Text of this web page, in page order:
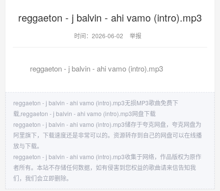
reggaeton - j balvin - ahi vamo (intro).mp3
时间：2026-06-02 举报
reggaeton - j balvin - ahi vamo (intro).mp3
reggaeton - j balvin - ahi vamo (intro).mp3无损MP3歌曲免费下
载,reggaeton - j balvin - ahi vamo (intro).mp3网盘下载
reggaeton - j balvin - ahi vamo (intro).mp3储存于夸克网盘，夸克网盘为
阿里旗下，下载速度还是非常可以的。资源转存到自己的网盘可以在线播
放与下载。
reggaeton - j balvin - ahi vamo (intro).mp3收集于网络，作品版权为原作
者所有。本站不存储任何数据，如有侵害到您权益的歌曲请来信告知我
们，我们会立即删除。